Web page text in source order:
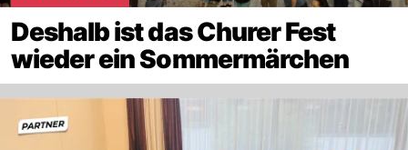
Deshalb ist das Churer Fest
wieder ein Sommermärchen